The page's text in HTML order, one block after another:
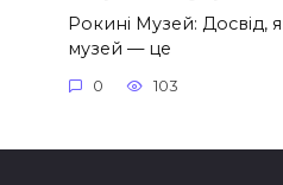
Рокині Музей: Досвід,
музей — це
0 103